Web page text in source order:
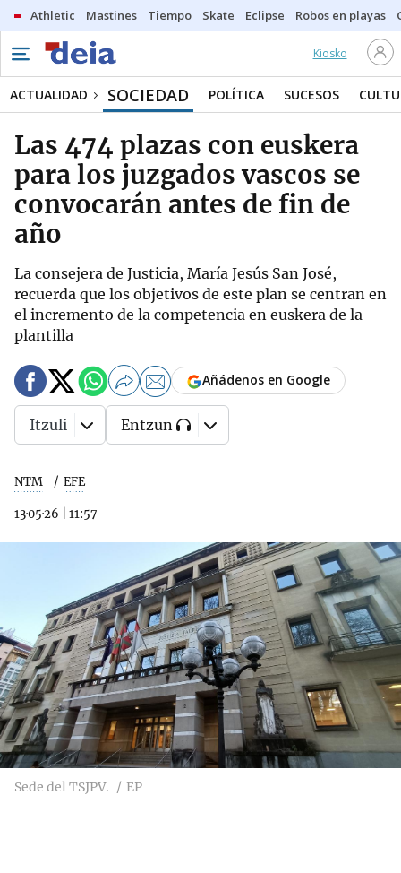
Athletic Mastines Tiempo Skate Eclipse Robos en playas
Kiosko
ACTUALIDAD SOCIEDAD POLÍTICA SUCESOS
Las 474 plazas con euskera
para los juzgados vascos se
convocarán antes de fin de
año
La consejera de Justicia, María Jesús San José,
recuerda que los objetivos de este plan se centran en
el incremento de la competencia en euskera de la
plantilla
NTM EFE
13·05·26 11:57
Añádenos en Google
Itzuli Entzun
Sede del TSJPV. EP